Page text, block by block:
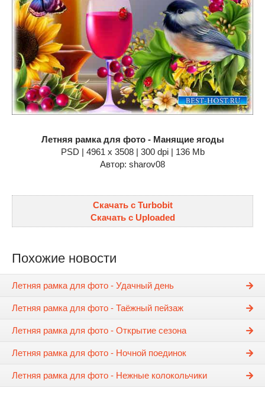
Летняя рамка для фото - Манящие ягоды
PSD | 4961 х 3508 | 300 dpi | 136 Mb
Автор: sharov08
Скачать с Turbobit
Скачать с Uploaded
Похожие новости
Летняя рамка для фото - Удачный день
Летняя рамка для фото - Таёжный пейзаж
Летняя рамка для фото - Открытие сезона
Летняя рамка для фото - Ночной поединок
Летняя рамка для фото - Нежные колокольчики